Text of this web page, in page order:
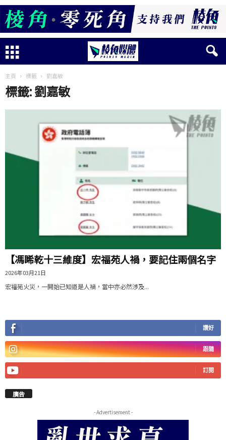
主頁 標籤 劉嘉敏
標籤: 劉嘉敏
【馮睎乾十三維度】宏福苑人禍，要記住兩個名字
2026年03月21日
宏福苑火災，一開始已知道是人禍，當中亦必然涉及...
讚好
跟隨
訂閱
廣告
- Advertisement -